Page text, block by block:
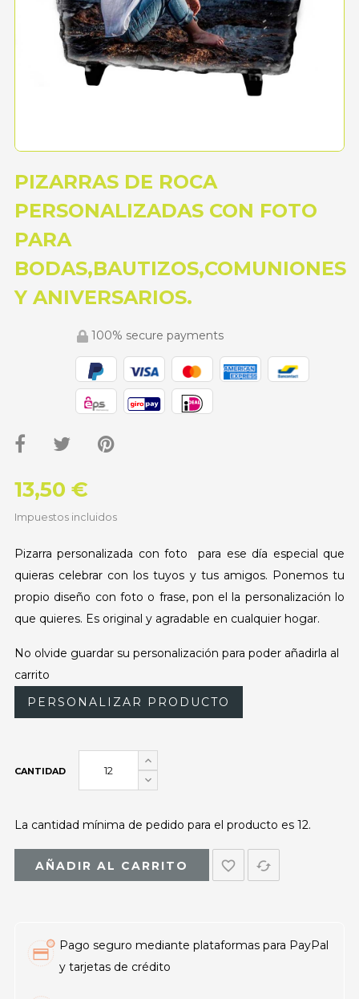
PIZARRAS DE ROCA
PERSONALIZADAS CON FOTO
PARA
BODAS,BAUTIZOS,COMUNIONES
Y ANIVERSARIOS.
100% secure payments
13,50 €
Impuestos incluidos
Pizarra personalizada con foto para ese día especial que
quieras celebrar con los tuyos y tus amigos. Ponemos tu
propio diseño con foto o frase, pon el la personalización lo
que quieres. Es original y agradable en cualquier hogar.
No olvide guardar su personalización para poder añadirla al
carrito
PERSONALIZAR PRODUCTO
CANTIDAD
La cantidad mínima de pedido para el producto es 12.
AÑADIR AL CARRITO favorite_border cached
Pago seguro mediante plataformas para PayPal
y tarjetas de crédito